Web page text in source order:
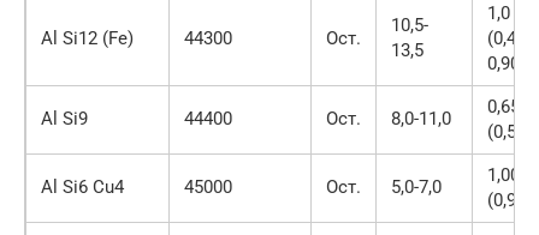
Al Si12 (Fe) 44300 Ост.
10,5-
13,5
1,0
(0,45-
0,90)
Al Si9 44400 Ост. 8,0-11,0
0,65
(0,55)
Al Si6 Cu4 45000 Ост. 5,0-7,0
1,00
(0,90)